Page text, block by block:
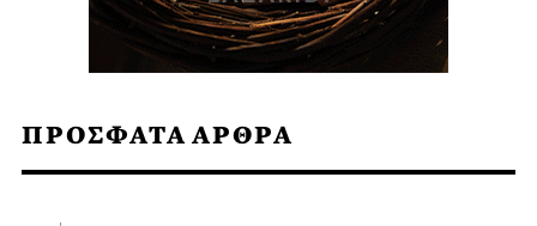
ΠΡΟΣΦΑΤΑ ΑΡΘΡΑ